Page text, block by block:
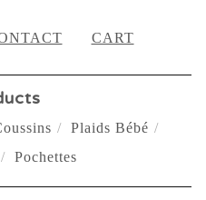
CART
Plaids Bébé
Pochettes